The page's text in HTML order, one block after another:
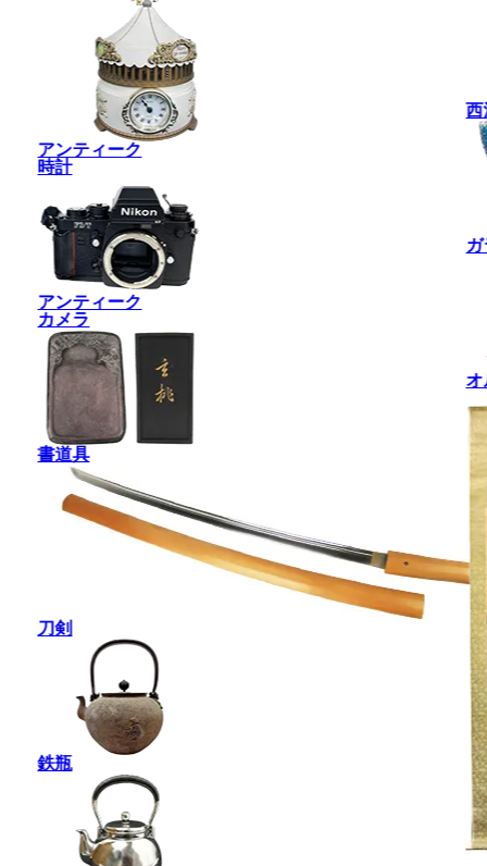
アンティーク
時計
アンティーク
カメラ
書道具
刀剣
鉄瓶
西
オ